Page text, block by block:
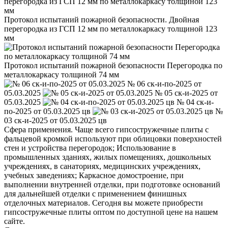
Протокол испытаний пожарной безопасности. Двойная
перегородка из ГСП 12 мм по металлокаркасу толщиной 123
мм
Протокол испытаний пожарной безопасности Перегородка по
металлокаркасу толщиной 74 мм
№ 06 ск-и-по-2025 от
05.03.2025
№ 05 ск-и-2025 от
05.03.2025
№ 04 ск-и-
по-2025 от 05.03.2025 цв
№
03 ск-и-2025 от 05.03.2025 цв
Сфера применения. Чаще всего гипсостружечные плиты с
фальцевой кромкой используют при облицовки поверхностей
стен и устройства перегородок; Использование в
промышленных зданиях, жилых помещениях, дошкольных
учреждениях, в санаториях, медицинских учреждениях,
учебных заведениях; Каркасное домостроение, при
выполнении внутренней отделки, при подготовке оснований
для дальнейшей отделки с применением финишных
отделочных материалов. Сегодня вы можете приобрести
гипсостружечные плиты оптом по доступной цене на нашем
сайте.